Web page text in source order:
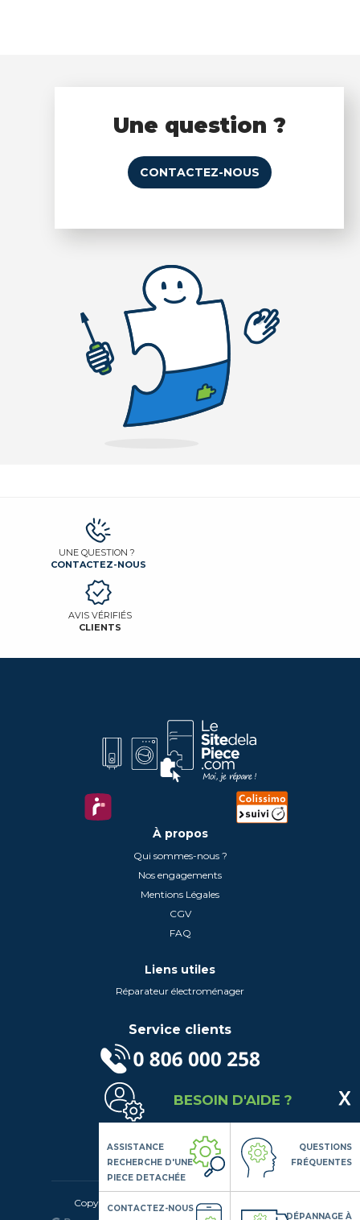
Une question ?
CONTACTEZ-NOUS
UNE QUESTION ?
CONTACTEZ-NOUS
AVIS VÉRIFIÉS
CLIENTS
À propos
Qui sommes-nous ?
Nos engagements
Mentions Légales
CGV
FAQ
Liens utiles
Réparateur électroménager
Service clients
(Service gratuit + prix d'un appel local)
Lundi au Vendredi de 9h à 18h
Contactez-Nous
Suivez-nous
Copyright© 2020 LSDLP, Tous droits réservés
BESOIN D'AIDE ?
ASSISTANCE
RECHERCHE D'UNE
PIECE DETACHÉE
QUESTIONS
FRÉQUENTES
CONTACTEZ-NOUS
DÉPANNAGE À